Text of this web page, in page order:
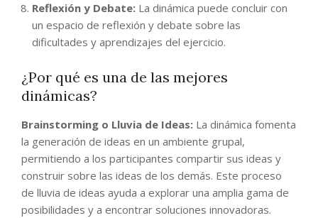
Reflexión y Debate: La dinámica puede concluir con
un espacio de reflexión y debate sobre las
dificultades y aprendizajes del ejercicio.
¿Por qué es una de las mejores
dinámicas?
Brainstorming o Lluvia de Ideas: La dinámica fomenta
la generación de ideas en un ambiente grupal,
permitiendo a los participantes compartir sus ideas y
construir sobre las ideas de los demás. Este proceso
de lluvia de ideas ayuda a explorar una amplia gama de
posibilidades y a encontrar soluciones innovadoras.